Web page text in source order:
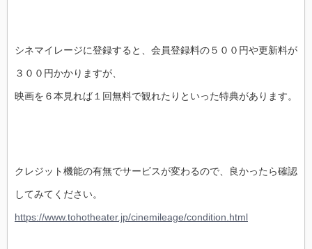
シネマイレージに登録すると、会員登録料の５００円や更新料が
３００円かかりますが、
映画を６本見れば１回無料で観れたりといった特典があります。
クレジット機能の有無でサービスが変わるので、良かったら確認
してみてください。
https://www.tohotheater.jp/cinemileage/condition.html